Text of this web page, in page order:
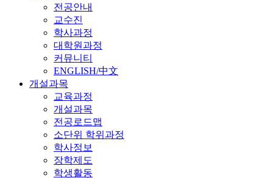
전공안내
교수진
학사과정
대학원과정
커뮤니티
ENGLISH/中文
개설과목
교육과정
개설과목
전공로드맵
소단위 학위과정
학사정보
장학제도
학생활동